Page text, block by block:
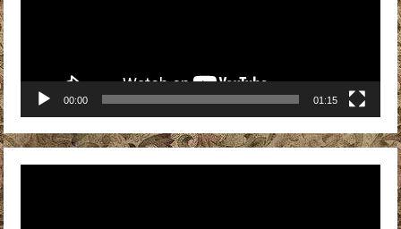
00:00 01:15